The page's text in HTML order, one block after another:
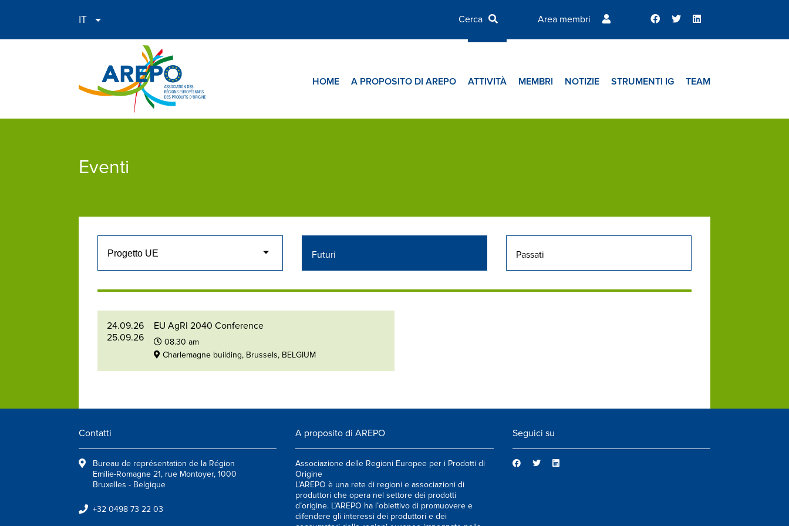
Area membri
HOME A PROPOSITO DI AREPO ATTIVITÀ MEMBRI NOTIZIE STRUMENTI IG TEAM
Eventi
Futuri Passati
24.09.26
25.09.26
EU AgRI 2040 Conference
08.30 am
Charlemagne building, Brussels, BELGIUM
Contatti
Bureau de représentation de la Région
Emilie-Romagne 21, rue Montoyer, 1000
Bruxelles - Belgique
+32 0498 73 22 03
A proposito di AREPO
Associazione delle Regioni Europee per i Prodotti di
Origine
L’AREPO è una rete di regioni e associazioni di
produttori che opera nel settore dei prodotti
d’origine. L’AREPO ha l’obiettivo di promuovere e
difendere gli interessi dei produttori e dei
Seguici su